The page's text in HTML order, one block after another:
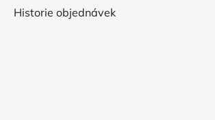
Historie objednávek